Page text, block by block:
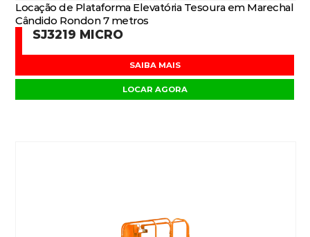
Locação de Plataforma Elevatória Tesoura em Marechal
Cândido Rondon 7 metros
SJ3219 MICRO
SAIBA MAIS
LOCAR AGORA